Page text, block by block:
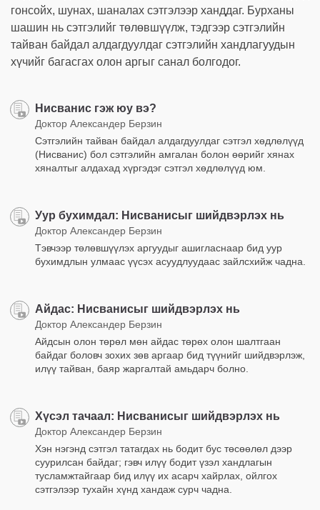
гонсойх, шунах, шаналах сэтгэлээр ханддаг. Бурханы
шашин нь сэтгэлийг төлөвшүүлж, тэдгээр сэтгэлийн
тайван байдал алдагдуулдаг сэтгэлийн хандлагуудын
хүчийг багасгах олон аргыг санал болгодог.
Нисванис гэж юу вэ?
Доктор Александер Берзин
Сэтгэлийн тайван байдал алдагдуулдаг сэтгэл хөдлөлүүд
(Нисванис) бол сэтгэлийн амгалан болон өөрийг хянах
хяналтыг алдахад хүргэдэг сэтгэл хөдлөлүүд юм.
Уур бухимдал: Нисванисыг шийдвэрлэх нь
Доктор Александер Берзин
Тэвчээр төлөвшүүлэх аргуудыг ашигласнаар бид уур
бухимдлын улмаас үүсэх асуудлуудаас зайлсхийж чадна.
Айдас: Нисванисыг шийдвэрлэх нь
Доктор Александер Берзин
Айдсын олон төрөл мөн айдас төрөх олон шалтгаан
байдаг боловч зохих зөв аргаар бид түүнийг шийдвэрлэж,
илүү тайван, баяр жаргалтай амьдарч болно.
Хүсэл тачаал: Нисванисыг шийдвэрлэх нь
Доктор Александер Берзин
Хэн нэгэнд сэтгэл татагдах нь бодит бус төсөөлөл дээр
суурилсан байдаг; гэвч илүү бодит үзэл хандлагын
тусламжтайгаар бид илүү их асарч хайрлах, ойлгох
сэтгэлээр тухайн хүнд хандаж сурч чадна.